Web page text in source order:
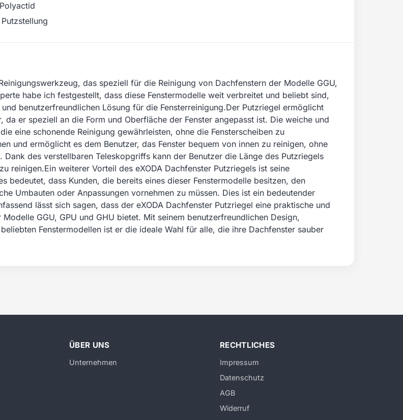
das speziell für die Reinigung von Dachfenstern der Modelle GGU,
habe ich festgestellt, dass diese Fenstermodelle weit verbreitet und beliebt sind,
benutzerfreundlichen Lösung für die Fensterreinigung.Der Putzriegel ermöglicht
er speziell an die Form und Oberfläche der Fenster angepasst ist. Die weiche und
eine schonende Reinigung gewährleisten, ohne die Fensterscheiben zu
und ermöglicht es dem Benutzer, das Fenster bequem von innen zu reinigen, ohne
des verstellbaren Teleskopgriffs kann der Benutzer die Länge des Putzriegels
reinigen.Ein weiterer Vorteil des eXODA Dachfenster Putzriegels ist seine
bedeutet, dass Kunden, die bereits eines dieser Fenstermodelle besitzen, den
Umbauten oder Anpassungen vornehmen zu müssen. Dies ist ein bedeutender
lässt sich sagen, dass der eXODA Dachfenster Putzriegel eine praktische und
GGU, GPU und GHU bietet. Mit seinem benutzerfreundlichen Design,
Fenstermodellen ist er die ideale Wahl für alle, die ihre Dachfenster sauber
ÜBER UNS
Unternehmen
RECHTLICHES
Impressum
Datenschutz
AGB
Widerruf